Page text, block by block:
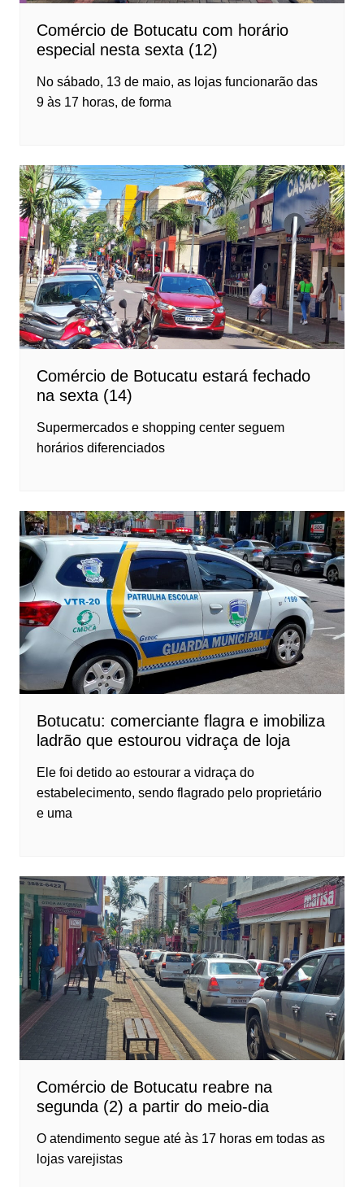
Comércio de Botucatu com horário
especial nesta sexta (12)
No sábado, 13 de maio, as lojas funcionarão das
9 às 17 horas, de forma
Comércio de Botucatu estará fechado
na sexta (14)
Supermercados e shopping center seguem
horários diferenciados
Botucatu: comerciante flagra e imobiliza
ladrão que estourou vidraça de loja
Ele foi detido ao estourar a vidraça do
estabelecimento, sendo flagrado pelo proprietário
e uma
Comércio de Botucatu reabre na
segunda (2) a partir do meio-dia
O atendimento segue até às 17 horas em todas as
lojas varejistas